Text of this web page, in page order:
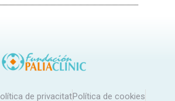
de privacitatPolítica de cookies